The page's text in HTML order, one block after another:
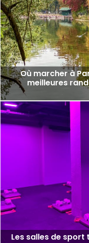
Où marcher à
meilleures
Les salles de